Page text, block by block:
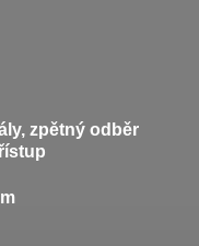
zpětný odběr